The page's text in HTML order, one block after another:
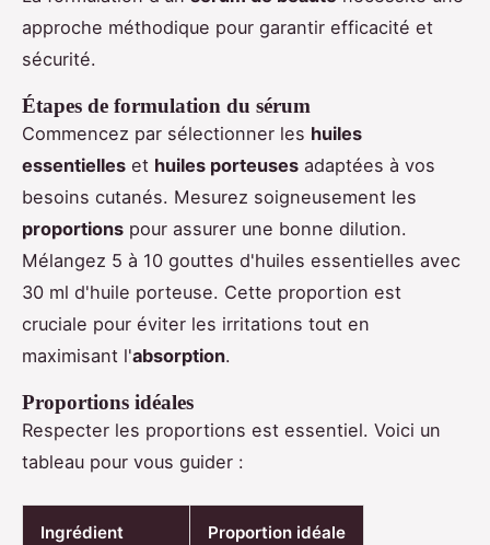
approche méthodique pour garantir efficacité et
sécurité.
Étapes de formulation du sérum
Commencez par sélectionner les huiles
essentielles et huiles porteuses adaptées à vos
besoins cutanés. Mesurez soigneusement les
proportions pour assurer une bonne dilution.
Mélangez 5 à 10 gouttes d'huiles essentielles avec
30 ml d'huile porteuse. Cette proportion est
cruciale pour éviter les irritations tout en
maximisant l'absorption.
Proportions idéales
Respecter les proportions est essentiel. Voici un
tableau pour vous guider :
Ingrédient Proportion idéale